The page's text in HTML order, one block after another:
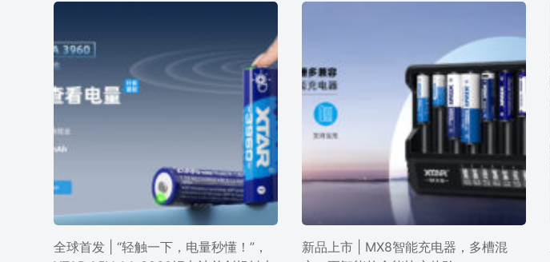
全球首发 | “轻触一下，电量秒懂！”，
新品上市 | MX8智能充电器，多槽混